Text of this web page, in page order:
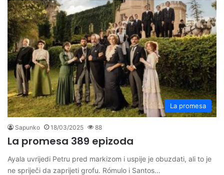
La promesa
Sapunko 18/03/2025 88
La promesa 389 epizoda
Ayala uvrijedi Petru pred markizom i uspije je obuzdati, ali to je
ne spriječi da zaprijeti grofu. Rómulo i Santos…